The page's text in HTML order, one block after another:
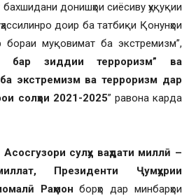
донишҳои сиёсиву ҳуқуқии
доир ба татбиқи Қонунҳои
бораи муқовимат ба экстремизм”,
бар зиддии терроризм” ва
экстремизм ва терроризм дар
солҳои 2021-2025” равона карда
Асосгузори сулҳу ваҳдати миллӣ –
Президенти Ҷумҳурии
Раҳмон борҳо дар минбарҳои